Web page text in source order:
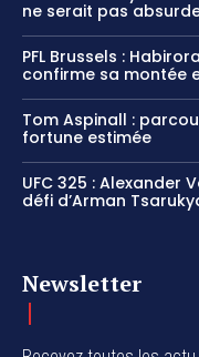
ne serait pas
PFL Brussels :
confirme sa montée
Tom Aspinall :
fortune estimée
UFC 325 :
défi d’Arman
Newsletter